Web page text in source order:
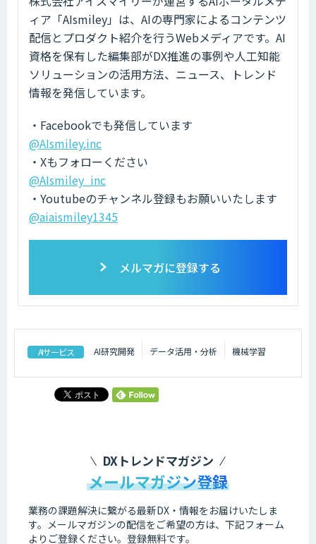
ィア「AIsmiley」は、AIの専門家によるコンテンツ
配信とプロダクト紹介を行うWebメディアです。AI
資格を保有した編集部がDX推進の事例や人工知能
ソリューションの活用方法、ニュース、トレンド
情報を発信しています。
・Facebookでも発信しています
@AIsmiley.inc
・Xもフォローください
@AIsmiley_inc
・Youtubeのチャンネル登録もお願いいたします
@aiaismiley1345
メルマガに登録する
AIサービス AI研究開発 データ活用・分析 機械学習
DXトレンドマガジン
メールマガジン登録
業務の課題解決に繋がる最新DX・情報をお届けいたしま
す。 メールマガジンの配信をご希望の方は、下記フォーム
よりご登録ください。登録無料です。